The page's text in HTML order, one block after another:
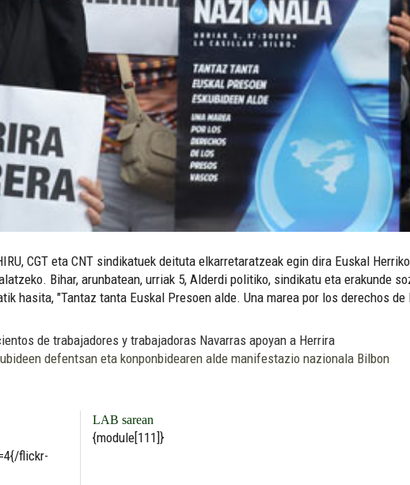
CGT eta CNT sindikatuek deituta elkarretaratzeak egin dira Euskal
Bihar, arunbatean, urriak 5, Alderdi politiko, sindikatu eta erakunde
hasita, "Tantaz tanta Euskal Presoen alde. Una marea por los derechos
de trabajadores y trabajadoras Navarras apoyan a Herrira
defentsan eta konponbidearen alde manifestazio nazionala Bilbon
flickr-
LAB sarean
{module[111]}